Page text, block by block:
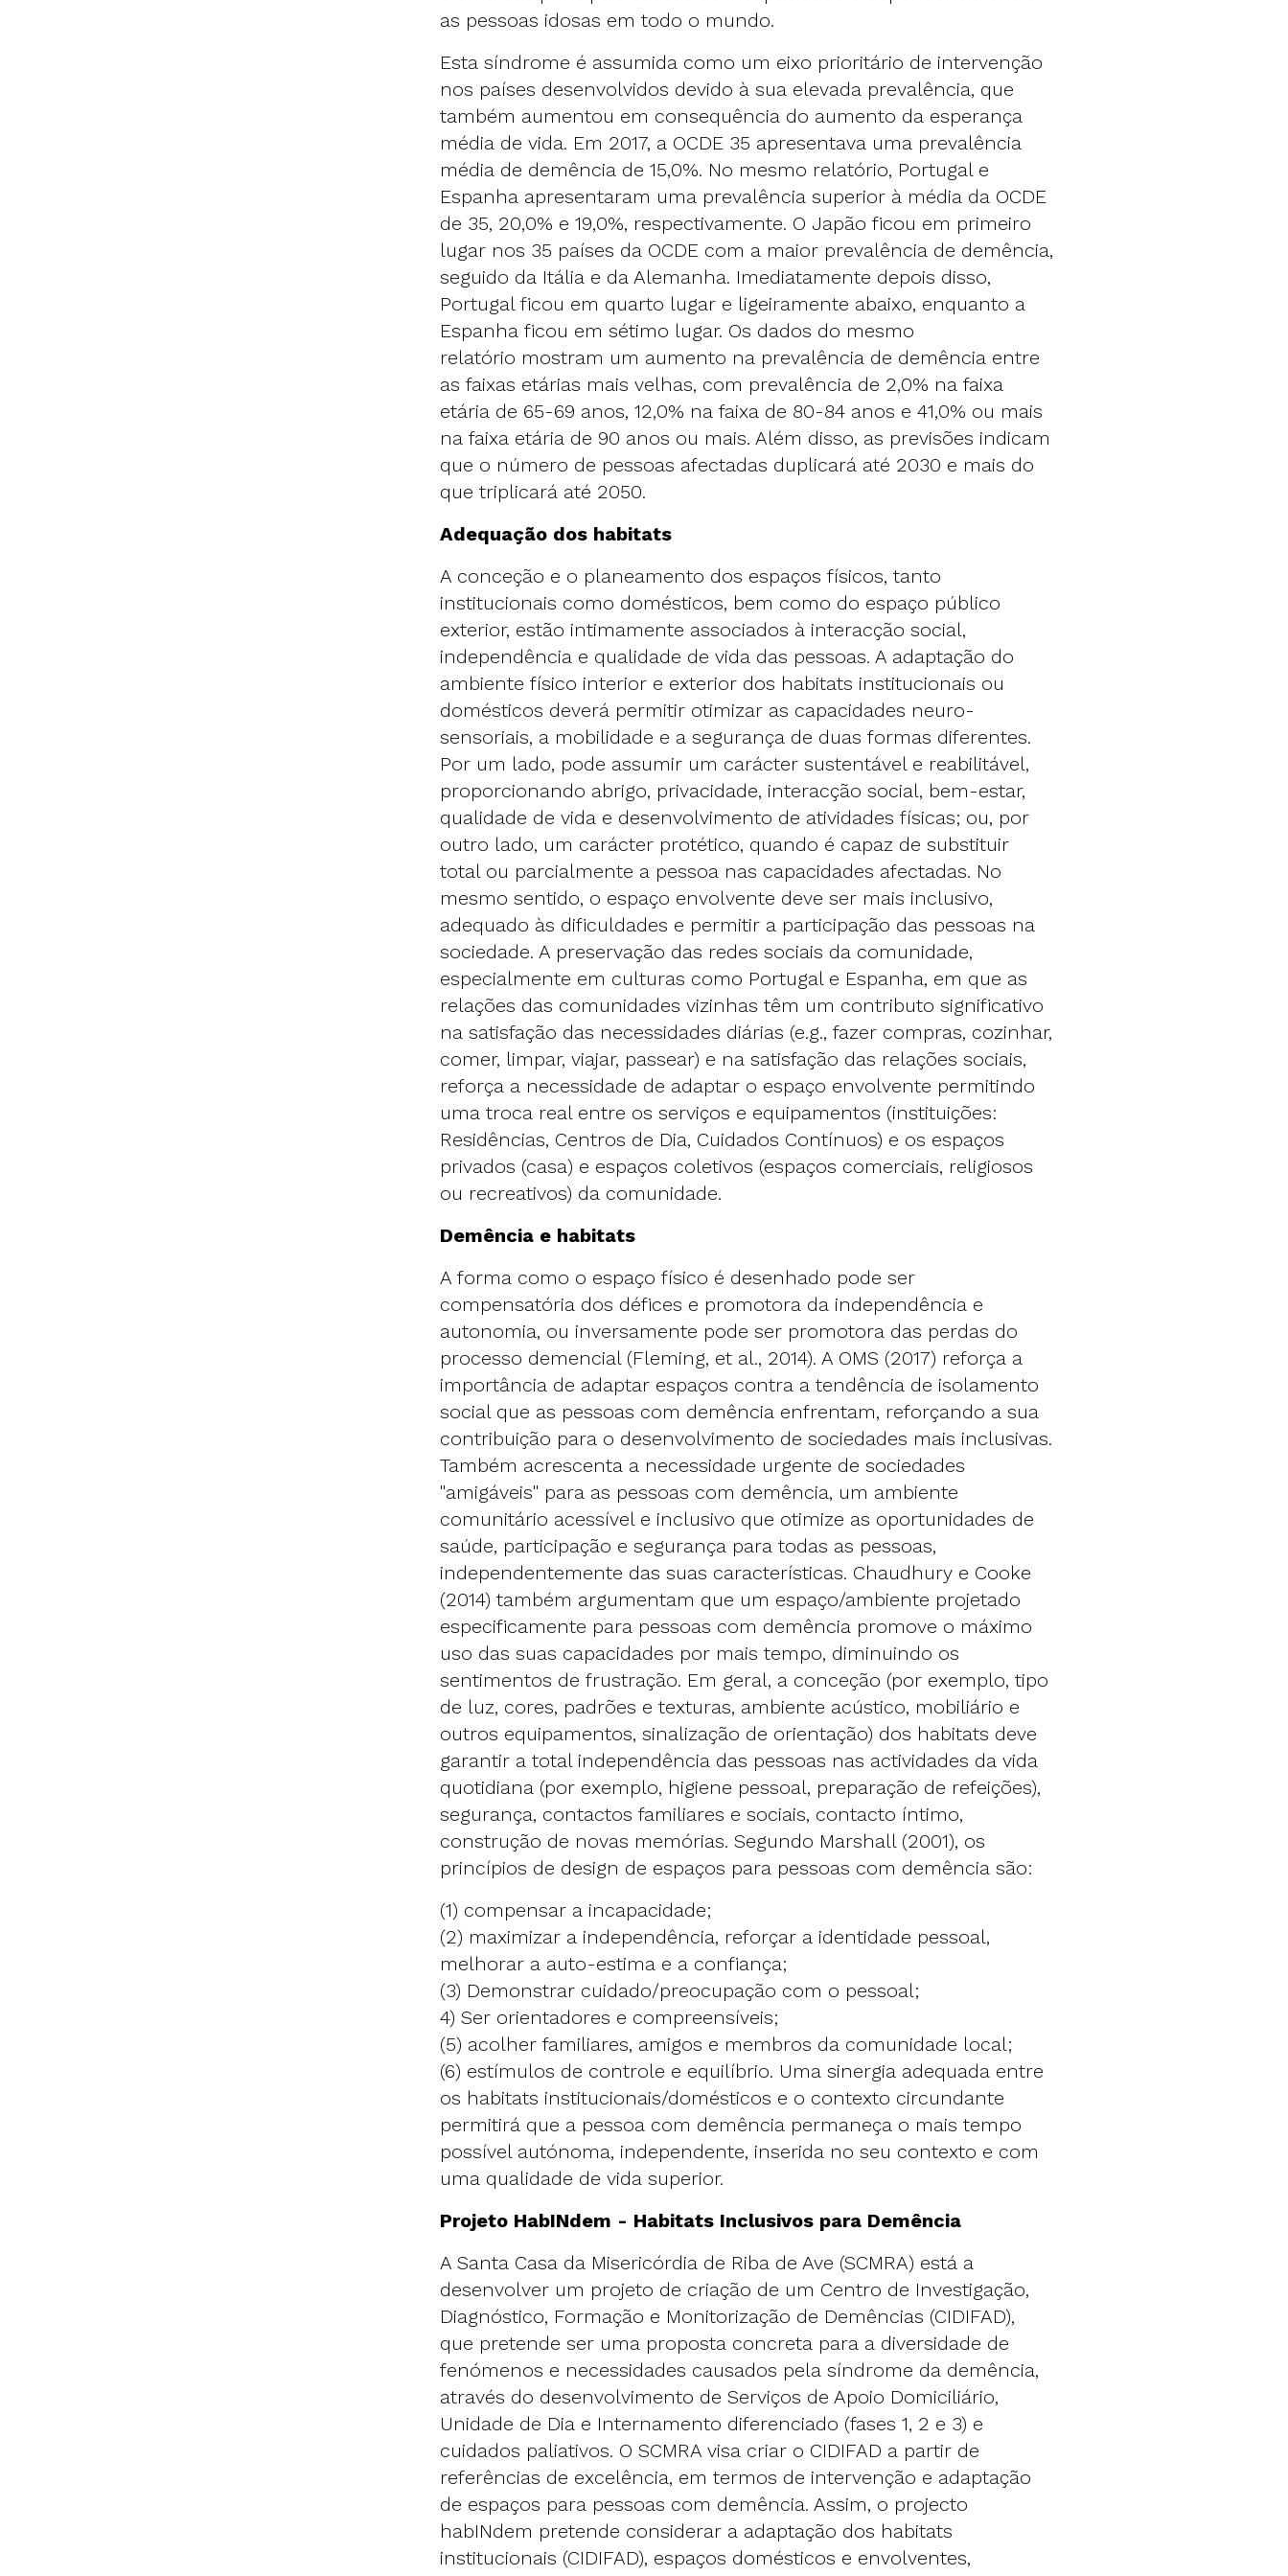
as pessoas idosas em todo o mundo.
Esta síndrome é assumida como um eixo prioritário de intervenção
nos países desenvolvidos devido à sua elevada prevalência, que
também aumentou em consequência do aumento da esperança
média de vida. Em 2017, a OCDE 35 apresentava uma prevalência
média de demência de 15,0%. No mesmo relatório, Portugal e
Espanha apresentaram uma prevalência superior à média da OCDE
de 35, 20,0% e 19,0%, respectivamente. O Japão ficou em primeiro
lugar nos 35 países da OCDE com a maior prevalência de demência,
seguido da Itália e da Alemanha. Imediatamente depois disso,
Portugal ficou em quarto lugar e ligeiramente abaixo, enquanto a
Espanha ficou em sétimo lugar. Os dados do mesmo
relatório mostram um aumento na prevalência de demência entre
as faixas etárias mais velhas, com prevalência de 2,0% na faixa
etária de 65-69 anos, 12,0% na faixa de 80-84 anos e 41,0% ou mais
na faixa etária de 90 anos ou mais. Além disso, as previsões indicam
que o número de pessoas afectadas duplicará até 2030 e mais do
que triplicará até 2050.
Adequação dos habitats
A conceção e o planeamento dos espaços físicos, tanto
institucionais como domésticos, bem como do espaço público
exterior, estão intimamente associados à interacção social,
independência e qualidade de vida das pessoas. A adaptação do
ambiente físico interior e exterior dos habitats institucionais ou
domésticos deverá permitir otimizar as capacidades neuro-
sensoriais, a mobilidade e a segurança de duas formas diferentes.
Por um lado, pode assumir um carácter sustentável e reabilitável,
proporcionando abrigo, privacidade, interacção social, bem-estar,
qualidade de vida e desenvolvimento de atividades físicas; ou, por
outro lado, um carácter protético, quando é capaz de substituir
total ou parcialmente a pessoa nas capacidades afectadas. No
mesmo sentido, o espaço envolvente deve ser mais inclusivo,
adequado às dificuldades e permitir a participação das pessoas na
sociedade. A preservação das redes sociais da comunidade,
especialmente em culturas como Portugal e Espanha, em que as
relações das comunidades vizinhas têm um contributo significativo
na satisfação das necessidades diárias (e.g., fazer compras, cozinhar,
comer, limpar, viajar, passear) e na satisfação das relações sociais,
reforça a necessidade de adaptar o espaço envolvente permitindo
uma troca real entre os serviços e equipamentos (instituições:
Residências, Centros de Dia, Cuidados Contínuos) e os espaços
privados (casa) e espaços coletivos (espaços comerciais, religiosos
ou recreativos) da comunidade.
Demência e habitats
A forma como o espaço físico é desenhado pode ser
compensatória dos défices e promotora da independência e
autonomia, ou inversamente pode ser promotora das perdas do
processo demencial (Fleming, et al., 2014). A OMS (2017) reforça a
importância de adaptar espaços contra a tendência de isolamento
social que as pessoas com demência enfrentam, reforçando a sua
contribuição para o desenvolvimento de sociedades mais inclusivas.
Também acrescenta a necessidade urgente de sociedades
"amigáveis" para as pessoas com demência, um ambiente
comunitário acessível e inclusivo que otimize as oportunidades de
saúde, participação e segurança para todas as pessoas,
independentemente das suas características. Chaudhury e Cooke
(2014) também argumentam que um espaço/ambiente projetado
especificamente para pessoas com demência promove o máximo
uso das suas capacidades por mais tempo, diminuindo os
sentimentos de frustração. Em geral, a conceção (por exemplo, tipo
de luz, cores, padrões e texturas, ambiente acústico, mobiliário e
outros equipamentos, sinalização de orientação) dos habitats deve
garantir a total independência das pessoas nas actividades da vida
quotidiana (por exemplo, higiene pessoal, preparação de refeições),
segurança, contactos familiares e sociais, contacto íntimo,
construção de novas memórias. Segundo Marshall (2001), os
princípios de design de espaços para pessoas com demência são:
(1) compensar a incapacidade;
(2) maximizar a independência, reforçar a identidade pessoal,
melhorar a auto-estima e a confiança;
(3) Demonstrar cuidado/preocupação com o pessoal;
4) Ser orientadores e compreensíveis;
(5) acolher familiares, amigos e membros da comunidade local;
(6) estímulos de controle e equilíbrio. Uma sinergia adequada entre
os habitats institucionais/domésticos e o contexto circundante
permitirá que a pessoa com demência permaneça o mais tempo
possível autónoma, independente, inserida no seu contexto e com
uma qualidade de vida superior.
Projeto HabINdem - Habitats Inclusivos para Demência
A Santa Casa da Misericórdia de Riba de Ave (SCMRA) está a
desenvolver um projeto de criação de um Centro de Investigação,
Diagnóstico, Formação e Monitorização de Demências (CIDIFAD),
que pretende ser uma proposta concreta para a diversidade de
fenómenos e necessidades causados pela síndrome da demência,
através do desenvolvimento de Serviços de Apoio Domiciliário,
Unidade de Dia e Internamento diferenciado (fases 1, 2 e 3) e
cuidados paliativos. O SCMRA visa criar o CIDIFAD a partir de
referências de excelência, em termos de intervenção e adaptação
de espaços para pessoas com demência. Assim, o projecto
habINdem pretende considerar a adaptação dos habitats
institucionais (CIDIFAD), espaços domésticos e envolventes,